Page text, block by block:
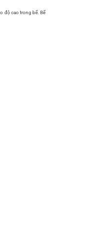
độ cao trong bể. Bể